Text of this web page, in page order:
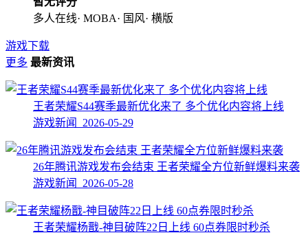
多人在线· MOBA· 国风· 横版
游戏下载
更多 最新资讯
王者荣耀S44赛季最新优化来了 多个优化内容将上线
游戏新闻 2026-05-29
26年腾讯游戏发布会结束 王者荣耀全方位新鲜爆料来袭
游戏新闻 2026-05-28
王者荣耀杨戬-神目破阵22日上线 60点券限时秒杀